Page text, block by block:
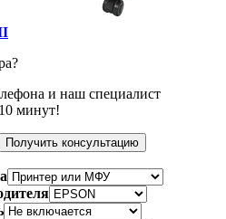
и наш специалист
минут!
Получить консультацию